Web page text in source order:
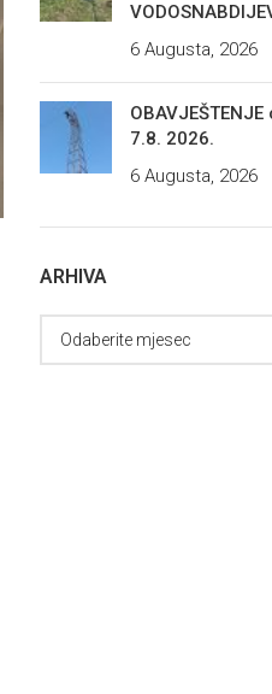
6 Augusta, 2026
7.8. 2026.
6 Augusta, 2026
ARHIVA